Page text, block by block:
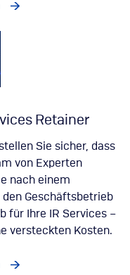
Retainer
Sie sicher, dass
von Experten
nach einem
Geschäftsbetrieb
für Ihre IR Services –
versteckten Kosten.